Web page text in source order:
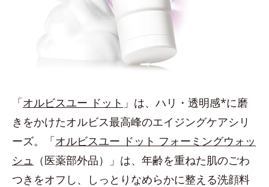
「オルビスユー ドット 」は、ハリ・透明感*に磨
きをかけたオルビス最高峰のエイジングケアシリ
ーズ。「オルビスユー ドット フォーミングウォッ
シュ （医薬部外品）」は、年齢を重ねた肌のごわ
つきをオフし、しっとりなめらかに整える洗顔料